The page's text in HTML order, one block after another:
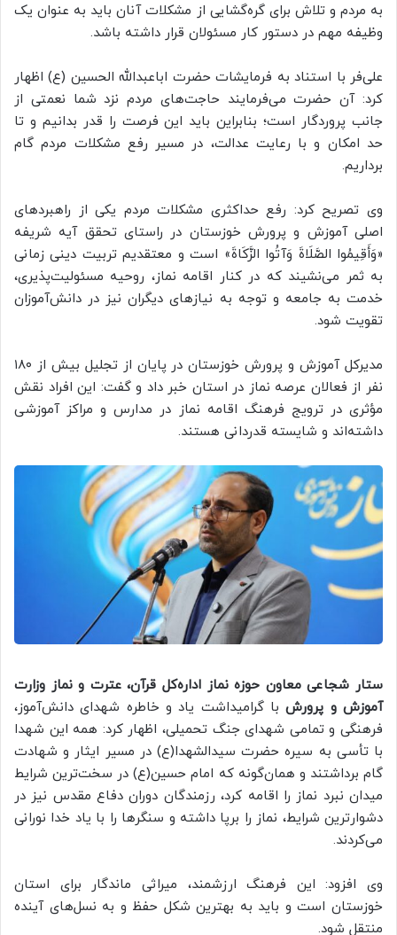
به مردم و تلاش برای گره‌گشایی از مشکلات آنان باید به عنوان یک
وظیفه مهم در دستور کار مسئولان قرار داشته باشد.
علی‌فر با استناد به فرمایشات حضرت اباعبدالله الحسین (ع) اظهار
کرد: آن حضرت می‌فرمایند حاجت‌های مردم نزد شما نعمتی از
جانب پروردگار است؛ بنابراین باید این فرصت را قدر بدانیم و تا
حد امکان و با رعایت عدالت، در مسیر رفع مشکلات مردم گام
برداریم.
وی تصریح کرد: رفع حداکثری مشکلات مردم یکی از راهبردهای
اصلی آموزش و پرورش خوزستان در راستای تحقق آیه شریفه
«وَأَقِيمُوا الصَّلَاةَ وَآتُوا الزَّكَاةَ» است و معتقدیم تربیت دینی زمانی
به ثمر می‌نشیند که در کنار اقامه نماز، روحیه مسئولیت‌پذیری،
خدمت به جامعه و توجه به نیازهای دیگران نیز در دانش‌آموزان
تقویت شود.
مدیرکل آموزش و پرورش خوزستان در پایان از تجلیل بیش از ۱۸۰
نفر از فعالان عرصه نماز در استان خبر داد و گفت: این افراد نقش
مؤثری در ترویج فرهنگ اقامه نماز در مدارس و مراکز آموزشی
داشته‌اند و شایسته قدردانی هستند.
ستار شجاعی معاون حوزه نماز اداره‌کل قرآن، عترت و نماز وزارت
آموزش و پرورشبا گرامیداشت یاد و خاطره شهدای دانش‌آموز،
فرهنگی و تمامی شهدای جنگ تحمیلی، اظهار کرد: همه این شهدا
با تأسی به سیره حضرت سیدالشهدا(ع) در مسیر ایثار و شهادت
گام برداشتند و همان‌گونه که امام حسین(ع) در سخت‌ترین شرایط
میدان نبرد نماز را اقامه کرد، رزمندگان دوران دفاع مقدس نیز در
دشوارترین شرایط، نماز را برپا داشته و سنگرها را با یاد خدا نورانی
می‌کردند.
وی افزود: این فرهنگ ارزشمند، میراثی ماندگار برای استان
خوزستان است و باید به بهترین شکل حفظ و به نسل‌های آینده
منتقل شود.